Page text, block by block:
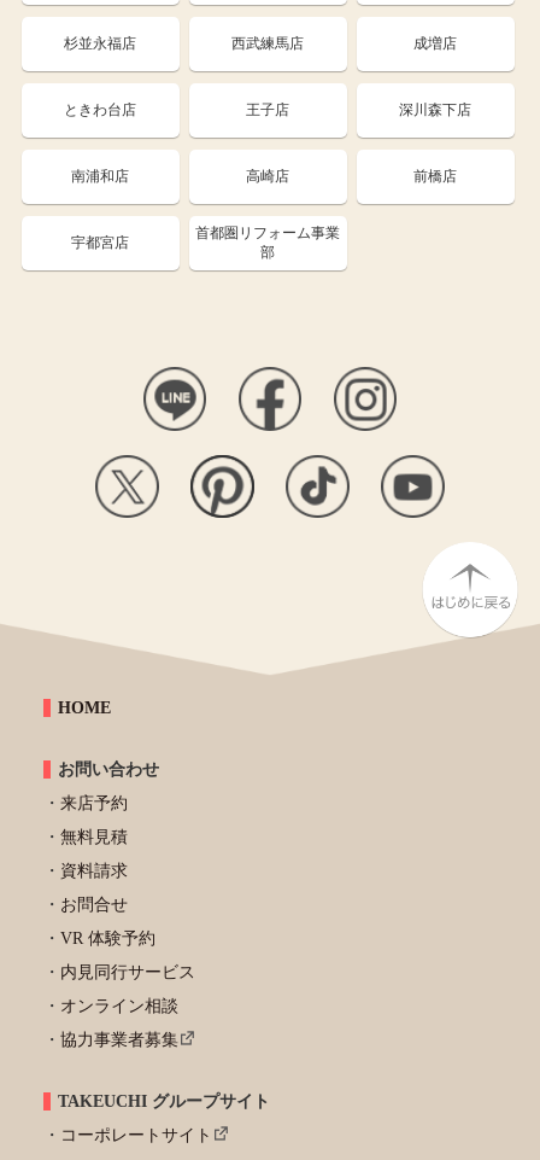
杉並永福店 西武練馬店 成増店
ときわ台店 王子店 深川森下店
南浦和店 高崎店 前橋店
宇都宮店
首都圏リフォーム事業
部
HOME
お問い合わせ
来店予約
無料見積
資料請求
お問合せ
VR 体験予約
内見同行サービス
オンライン相談
協力事業者募集
TAKEUCHI グループサイト
コーポレートサイト